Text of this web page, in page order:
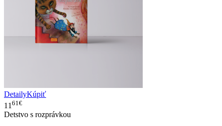
DetailyKúpiť
11 61€
Detstvo s rozprávkou